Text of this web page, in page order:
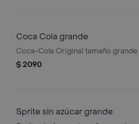
Coca Cola grande
Coca-Cola Original tamaño grande.
$ 2090
Sprite sin azúcar grande